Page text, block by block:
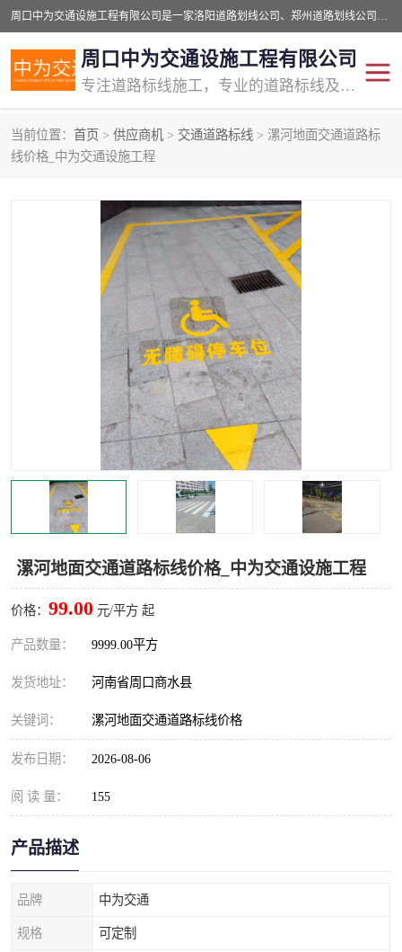
周口中为交通设施工程有限公司是一家洛阳道路划线公司、郑州道路划线公司、平顶山道路车位划线公司、开封车位划线公司、许昌道路车位划线公司、漯河道路车位划线公司，公司始终坚持“诚信、匠心、专注”的宗旨；我们的经营理念是：的服务。
周口中为交通设施工程有限公司
专注道路标线施工，专业的道路标线及交通设施施工服务商!
当前位置： 首页 > 供应商机 > 交通道路标线 > 漯河地面交通道路标
线价格_中为交通设施工程
漯河地面交通道路标线价格_中为交通设施工程
价格： 99.00 元/平方 起
产品数量： 9999.00平方
发货地址： 河南省周口商水县
关键词： 漯河地面交通道路标线价格
发布日期： 2026-08-06
阅 读 量： 155
产品描述
品牌 中为交通
规格 可定制
交通道路标线
道路标线划线 马路标线
道路划线